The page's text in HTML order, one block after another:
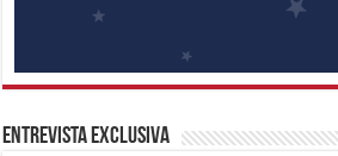
Entrevista Exclusiva